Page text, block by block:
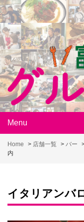
Skip
to
content
Menu
Home > 店舗一覧 > バー
内
イタリアンバ